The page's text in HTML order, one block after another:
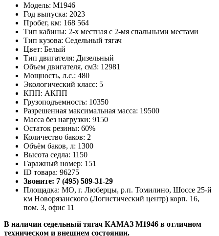
Модель: М1946
Год выпуска: 2023
Пробег, км: 168 564
Тип кабины: 2-х местная с 2-мя спальными местами
Тип кузова: Седельный тягач
Цвет: Белый
Тип двигателя: Дизельный
Объем двигателя, см3: 12981
Мощность, л.с.: 480
Экологический класс: 5
КПП: АКПП
Грузоподъемность: 10350
Разрешенная максимальная масса: 19500
Масса без нагрузки: 9150
Остаток резины: 60%
Количество баков: 2
Объём баков, л: 1300
Высота седла: 1150
Гаражный номер: 151
ID товара: 96275
Звоните: 7 (495) 589-31-29
Площадка: МО, г. Люберцы, р.п. Томилино, Шоссе 25-й
км Новорязанского (Логистический центр) корп. 16,
пом. 3, офис 11
В наличии седельный тягач КАМАЗ М1946 в отличном
техническом и внешнем состоянии.